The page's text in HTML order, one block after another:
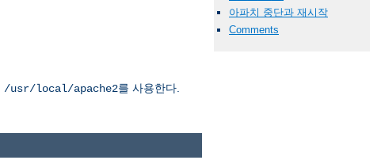
아파치 중단과 재시작
Comments
/usr/local/apache2를 사용한다.